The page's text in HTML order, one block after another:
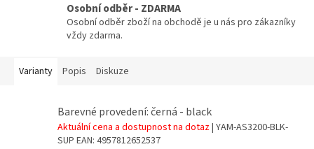
Osobní odběr - ZDARMA
Osobní odběr zboží na obchodě je u nás pro zákazníky
vždy zdarma.
Varianty Popis Diskuze
Barevné provedení: černá - black
Aktuální cena a dostupnost na dotaz| YAM-AS3200-BLK-
SUP EAN: 4957812652537